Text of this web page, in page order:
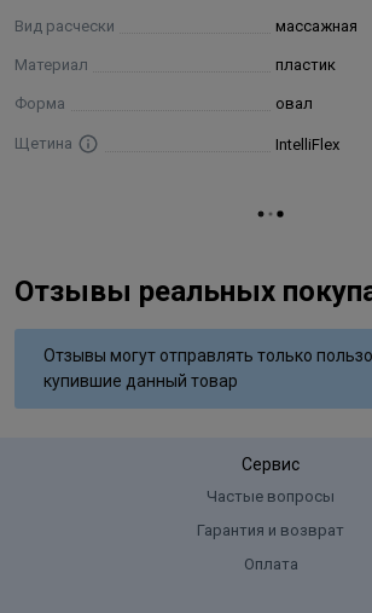
Вид расчески массажная
Материал пластик
Форма овал
Щетина IntelliFlex
Отзывы реальных
Отзывы могут отправлять только
купившие данный товар
Сервис
Частые вопросы
Гарантия и возврат
Оплата